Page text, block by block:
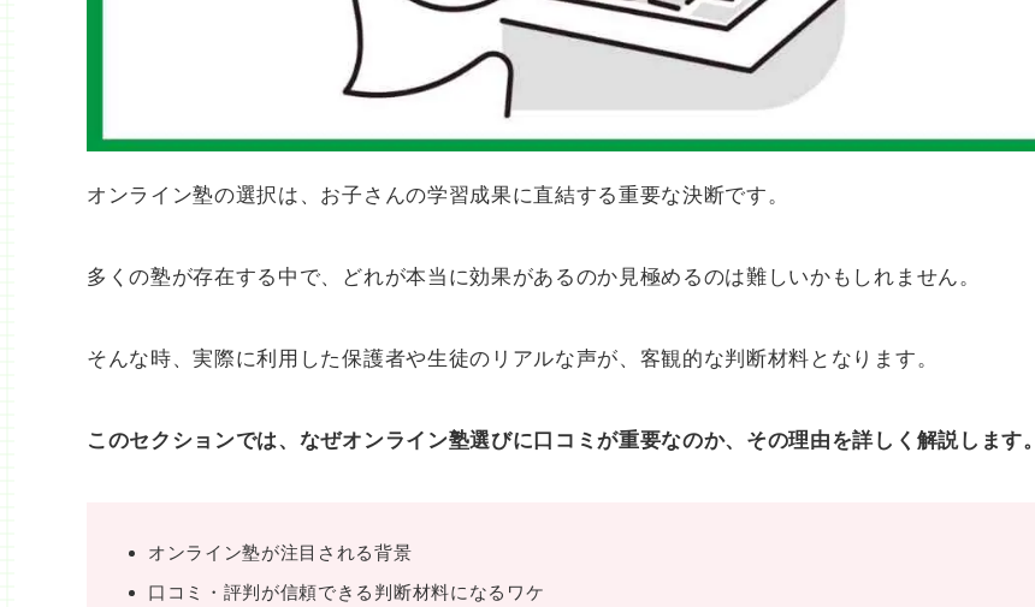
オンライン塾の選択は、お子さんの学習成果に直結する重要な決断です。
多くの塾が存在する中で、どれが本当に効果があるのか見極めるのは難しいかもしれません。
そんな時、実際に利用した保護者や生徒のリアルな声が、客観的な判断材料となります。
このセクションでは、なぜオンライン塾選びに口コミが重要なのか、その理由を詳しく解説します。
オンライン塾が注目される背景
口コミ・評判が信頼できる判断材料になるワケ